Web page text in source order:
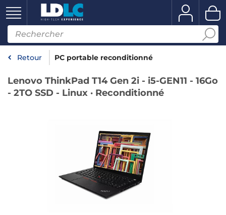
Retour PC portable reconditionné
Lenovo ThinkPad T14 Gen 2i - i5-GEN11 - 16Go
- 2TO SSD - Linux · Reconditionné